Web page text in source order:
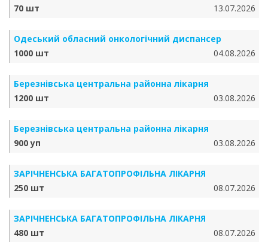
70 шт
13.07.2026
Одеський обласний онкологічний диспансер
1000 шт
04.08.2026
Березнівська центральна районна лікарня
1200 шт
03.08.2026
Березнівська центральна районна лікарня
900 уп
03.08.2026
ЗАРІЧНЕНСЬКА БА­ГА­ТО­ПРО­ФІЛЬ­НА ЛІКАРНЯ
250 шт
08.07.2026
ЗАРІЧНЕНСЬКА БА­ГА­ТО­ПРО­ФІЛЬ­НА ЛІКАРНЯ
480 шт
08.07.2026